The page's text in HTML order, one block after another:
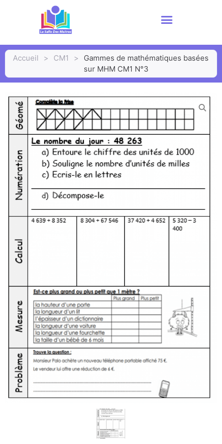
Accueil > CM1 >
Gammes de mathématiques basées
sur MHM CM1 N°3